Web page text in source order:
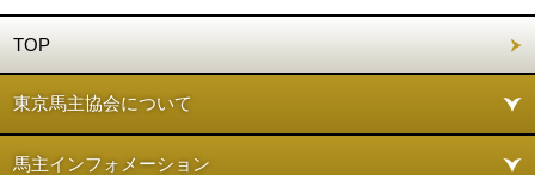
TOP
東京馬主協会について
馬主インフォメーション